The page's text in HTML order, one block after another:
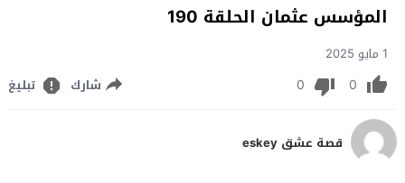
المؤسس عثمان الحلقة 190
1 مايو 2025
0
0 شارك تبليغ
قصة عشق eskey